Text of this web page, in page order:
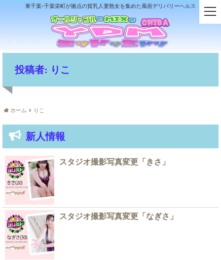
東千葉-千葉栄町が拠点の貧乳人妻熟女を集めた風俗デリバリーヘルス
投稿者: りこ
ホーム りこ
新人情報
スタジオ撮影写真変更「きさ」
スタジオ撮影写真変更「なぎさ」
t
o
l
a
i